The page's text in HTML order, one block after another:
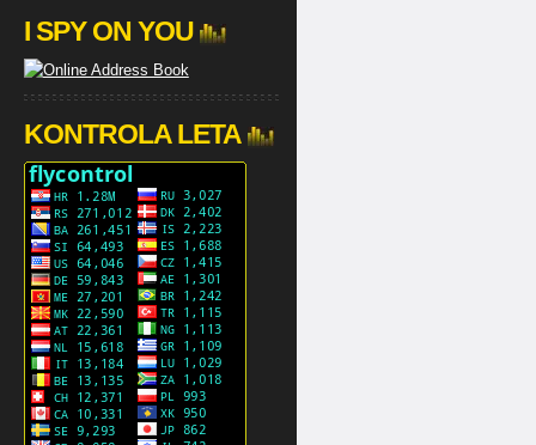
I SPY ON YOU
KONTROLA LETA